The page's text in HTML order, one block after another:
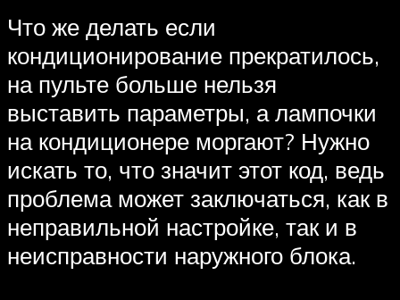
Что же делать если
кондиционирование прекратилось,
на пульте больше нельзя
выставить параметры, а лампочки
на кондиционере моргают? Нужно
искать то, что значит этот код, ведь
проблема может заключаться, как в
неправильной настройке, так и в
неисправности наружного блока.